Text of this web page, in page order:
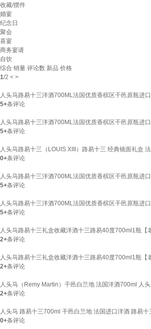
收藏/摆件
婚宴
纪念日
聚会
喜宴
商务宴请
自饮
综合 销量 评论数 新品 价格
1/2 < >
人头马路易十三洋酒700ML法国优质香槟区干邑原瓶进
5+条评论
人头马路易十三洋酒700ML法国优质香槟区干邑原瓶进
5+条评论
人头马路易十三（LOUIS XIII）路易十三 经典镜面礼盒
0+条评论
人头马路易十三洋酒700ML法国优质香槟区干邑原瓶进
5+条评论
人头马路易十三洋酒700ML法国优质香槟区干邑原瓶进
5+条评论
人头马路易十三礼盒收藏洋酒十三路易40度700ml1瓶
2+条评论
人头马路易十三礼盒收藏洋酒十三路易40度700ml1瓶
2+条评论
人头马（Remy Martin）干邑白兰地 法国洋酒700ml 人
2+条评论
人头马 路易十三700ml 干邑白兰地 法国进口洋酒 路易
0+条评论